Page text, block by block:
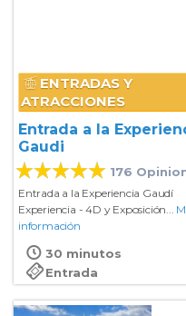
ENTRADAS Y
ATRACCIONES
Entrada a la
Gaudi
176
Entrada a la Experiencia Gaudí
Experiencia - 4D y Exposición...
información
30 minutos
Entrada